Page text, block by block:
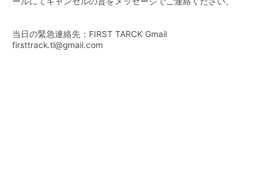
当日の緊急連絡先：FIRST TARCK Gmail
firsttrack.tl@gmail.com